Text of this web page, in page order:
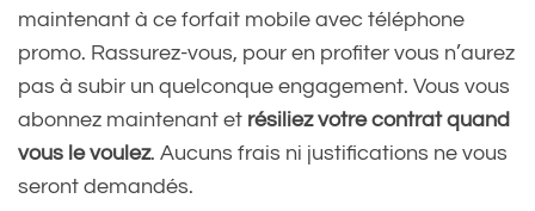
maintenant à ce forfait mobile avec téléphone
promo. Rassurez-vous, pour en profiter vous n’aurez
pas à subir un quelconque engagement. Vous vous
abonnez maintenant et résiliez votre contrat quand
vous le voulez. Aucuns frais ni justifications ne vous
seront demandés.